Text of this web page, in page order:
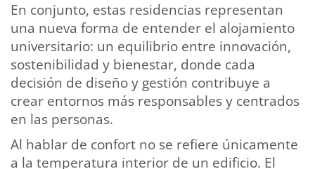
En conjunto, estas residencias representan
una nueva forma de entender el alojamiento
universitario: un equilibrio entre innovación,
sostenibilidad y bienestar, donde cada
decisión de diseño y gestión contribuye a
crear entornos más responsables y centrados
en las personas.
Al hablar de confort no se refiere únicamente
a la temperatura interior de un edificio. El